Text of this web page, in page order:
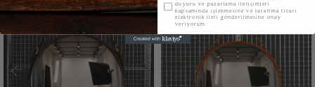
duyuru ve pazarlama iletişimleri
kapsamında işlenmesine ve tarafıma ticari
elektronik ileti gönderilmesine onay
veriyorum.